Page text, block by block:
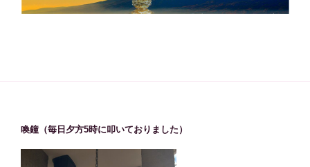
喚鐘（毎日夕方5時に叩いておりました）